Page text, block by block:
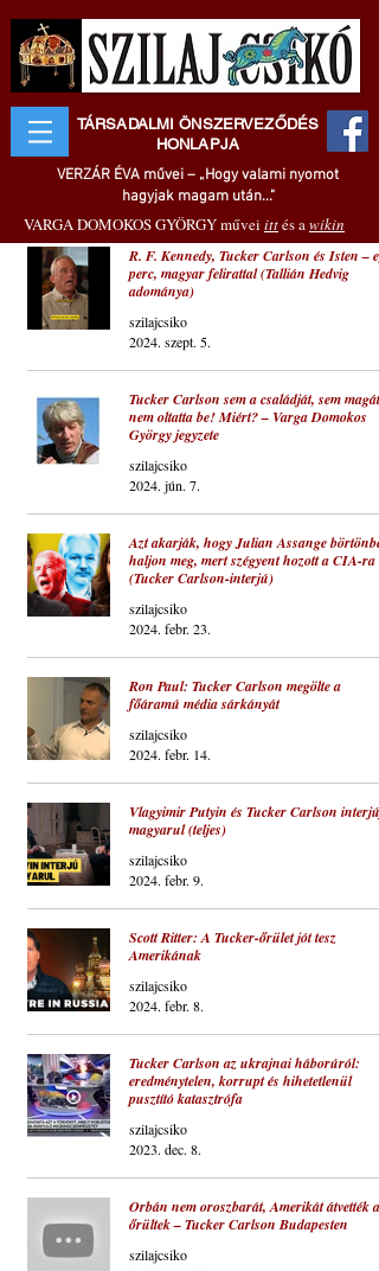
TÁRSADALMI ÖNSZERVEZŐDÉS
HONLAPJA
VERZÁR ÉVA művei – „Hogy valami nyomot
hagyjak magam után..."
VARGA DOMOKOS GYÖRGY művei ittés awikin
R. F. Kennedy, Tucker Carlson és Isten –
perc, magyar felirattal (Tallián Hedvig
adománya)
szilajcsiko
2024. szept. 5.
Tucker Carlson sem a családját, sem magát
nem oltatta be! Miért? – Varga Domokos
György jegyzete
szilajcsiko
2024. jún. 7.
Azt akarják, hogy Julian Assange
haljon meg, mert szégyent hozott a CIA-ra
(Tucker Carlson-interjú)
szilajcsiko
2024. febr. 23.
Ron Paul: Tucker Carlson megölte a
főáramú média sárkányát
szilajcsiko
2024. febr. 14.
Vlagyimir Putyin és Tucker Carlson
magyarul (teljes)
szilajcsiko
2024. febr. 9.
Scott Ritter: A Tucker-őrület jót tesz
Amerikának
szilajcsiko
2024. febr. 8.
Tucker Carlson az ukrajnai háborúról:
eredménytelen, korrupt és hihetetlenül
pusztító katasztrófa
szilajcsiko
2023. dec. 8.
Orbán nem oroszbarát, Amerikát átvették az
őrültek – Tucker Carlson Budapesten
szilajcsiko